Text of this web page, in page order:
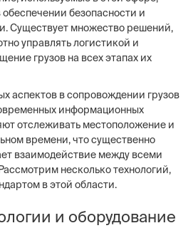
безопасности и
Существует множество решений,
управлять логистикой и
грузов на всех этапах их
аспектов в сопровождении грузов
информационных
отслеживать местоположение и
времени, что существенно
взаимодействие между всеми
несколько технологий,
в этой области.
и оборудование